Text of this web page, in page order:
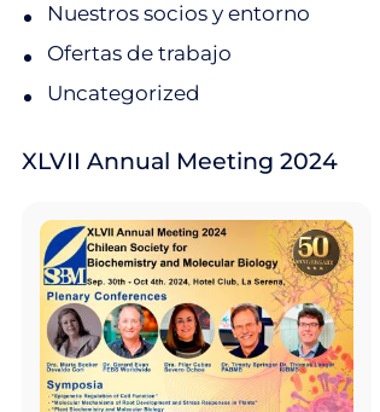
Nuestros socios y entorno
Ofertas de trabajo
Uncategorized
XLVII Annual Meeting 2024